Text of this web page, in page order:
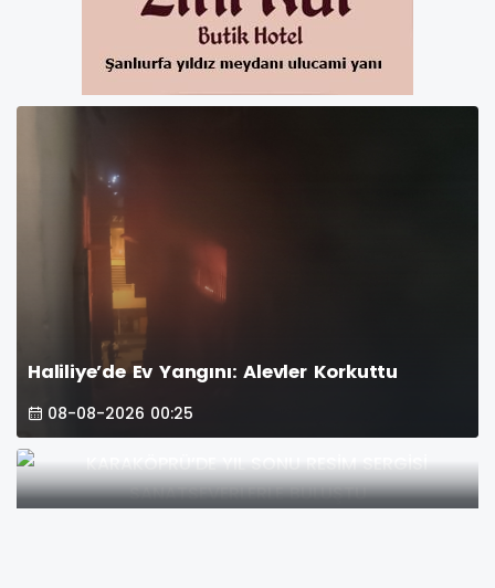
Haliliye’de Ev Yangını: Alevler Korkuttu
08-08-2026 00:25